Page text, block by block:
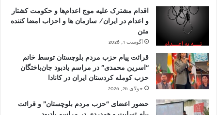
اقدام مشترک علیه موج اعدام‌ها و حکومت کشتار
و اعدام در ایران/ سازمان ها و احزاب امضا کننده
متن
آگوست 1, 2026
قرائت پیام حزب مردم بلوچستان توسط خانم
“اسرین محمدی” در مراسم یادبود جان‌باختگان
حزب کومله کردستان ایران در کانادا
جولای 26, 2026
حضور اعضای “حزب مردم بلوچستان” و قرائت